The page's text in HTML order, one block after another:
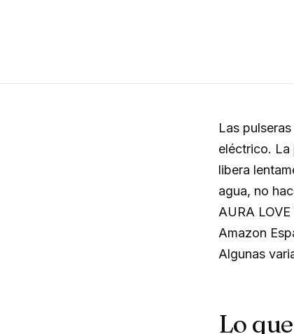
Las
eléctrico. La
libera
agua, no
AURA
Amazon
Algunas
Lo